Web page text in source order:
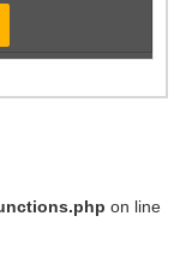
on line